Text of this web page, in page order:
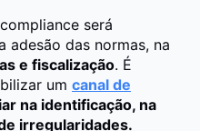
será
adesão das normas, na
e fiscalização. É
um canal de
na identificação, na
irregularidades.